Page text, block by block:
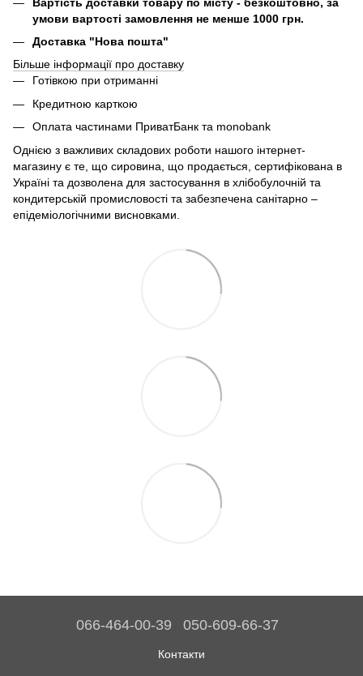
умови вартості замовлення не менше 1000 грн.
Доставка "Нова пошта"
Більше інформації про доставку
Готівкою при отриманні
Кредитною карткою
Оплата частинами ПриватБанк та monobank
Однією з важливих складових роботи нашого інтернет-
магазину є те, що сировина, що продається, сертифікована в
Україні та дозволена для застосування в хлібобулочній та
кондитерській промисловості та забезпечена санітарно –
епідеміологічними висновками.
066-464-00-39 050-609-66-37
Контакти